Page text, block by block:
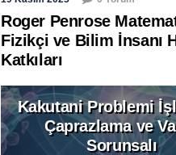
Roger Penrose
Fizikçi ve Bilim İnsanı
Katkıları
Kakutani Problemi
Çaprazlama ve
Sorunsalı